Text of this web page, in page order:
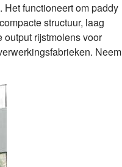
functioneert om paddy
structuur, laag
rijstmolens voor
Neem